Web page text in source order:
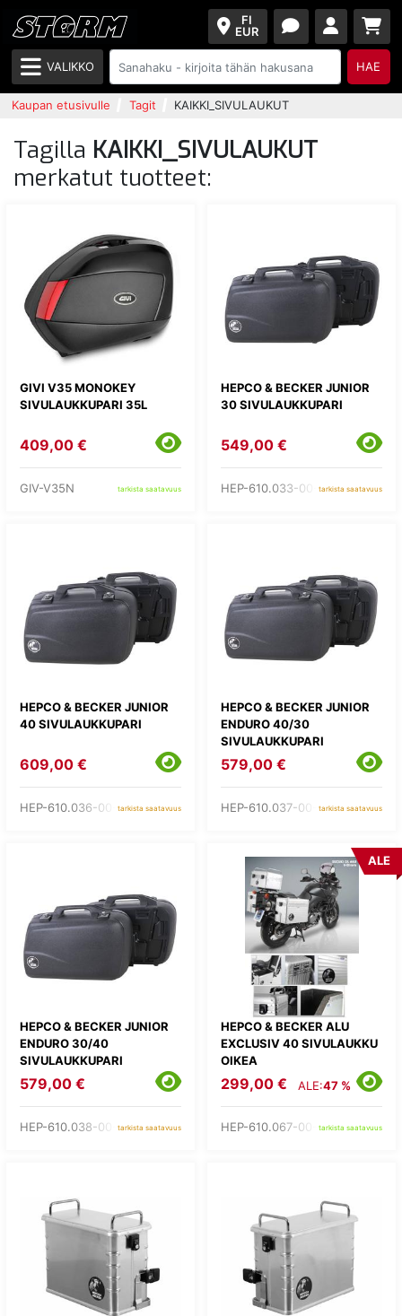
FI
EUR
VALIKKO HAE
Kaupan etusivulle Tagit KAIKKI_SIVULAUKUT
Tagilla KAIKKI_SIVULAUKUT
merkatut tuotteet:
GIVI V35 MONOKEY
SIVULAUKKUPARI 35L
409,00 €
GIV-V35N tarkista saatavuus
HEPCO & BECKER JUNIOR
30 SIVULAUKKUPARI
549,00 €
HEP-610.033-00-01tarkista saatavuus
HEPCO & BECKER JUNIOR
40 SIVULAUKKUPARI
609,00 €
HEP-610.036-00-01tarkista saatavuus
HEPCO & BECKER JUNIOR
ENDURO 40/30
SIVULAUKKUPARI
579,00 €
HEP-610.037-00-01tarkista saatavuus
HEPCO & BECKER JUNIOR
ENDURO 30/40
SIVULAUKKUPARI
579,00 €
HEP-610.038-00-01tarkista saatavuus
HEPCO & BECKER ALU
EXCLUSIV 40 SIVULAUKKU
OIKEA
ALE
299,00 € ALE:47 %
HEP-610.067-00-00tarkista saatavuus